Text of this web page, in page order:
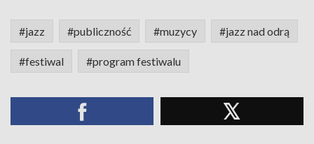
#jazz #publiczność #muzycy #jazz nad odrą
#festiwal #program festiwalu